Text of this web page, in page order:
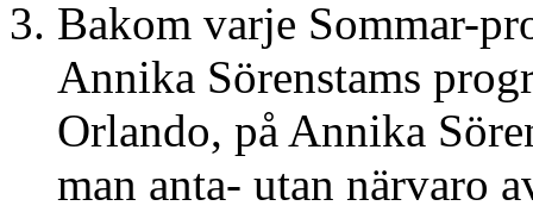
Bakom varje Sommar-
Annika Sörenstams
Orlando, på Annika
man anta- utan närvaro